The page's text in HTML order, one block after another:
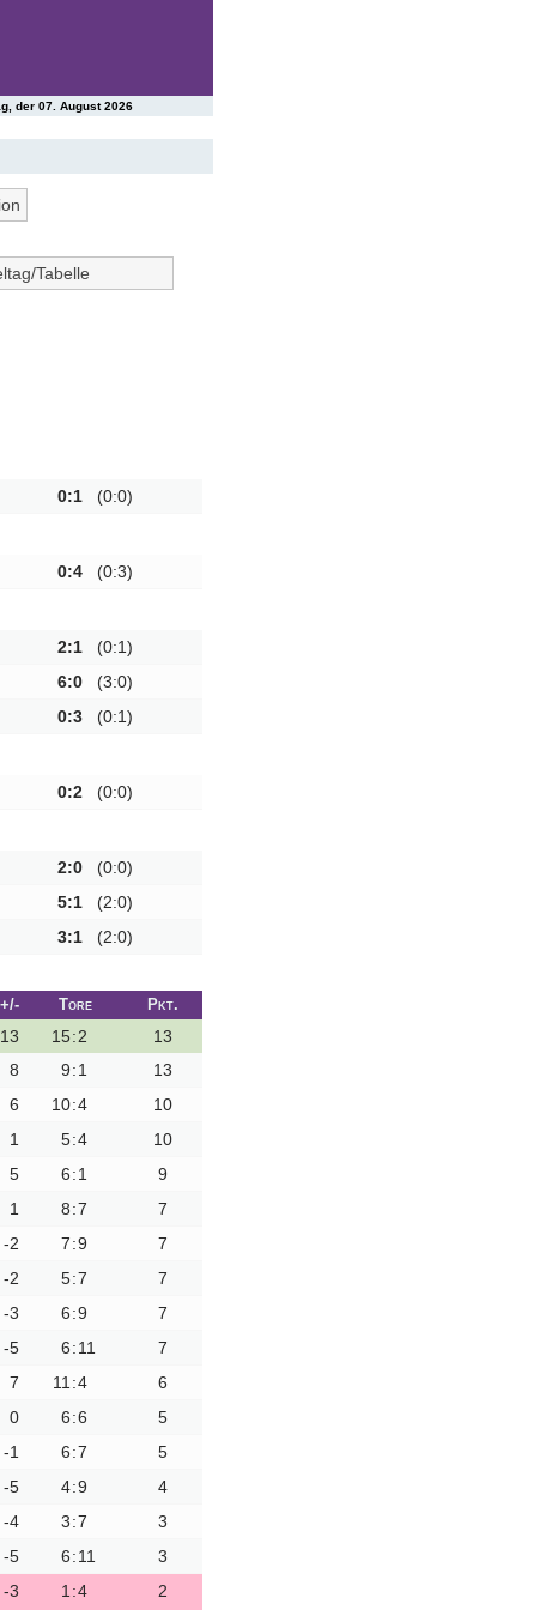
der 07. August 2026
Tabelle
28 29
0:1 (0:0)
0:4 (0:3)
2:1
(0:1)
6:0
(3:0)
0:3 (0:1)
0:2 (0:0)
2:0
(0:0)
5:1
(2:0)
3:1 (2:0)
+/- Tore Pkt.
13 15:2
13
8 9:1
13
6 10:4
10
1 5:4
10
5 6:1
9
1 8:7
7
-2 7:9
7
-2 5:7
7
-3 6:9
7
-5 6:11
7
7 11:4
6
0 6:6
5
-1 6:7
5
-5 4:9
4
-4 3:7
3
-5 6:11
3
-3 1:4 2